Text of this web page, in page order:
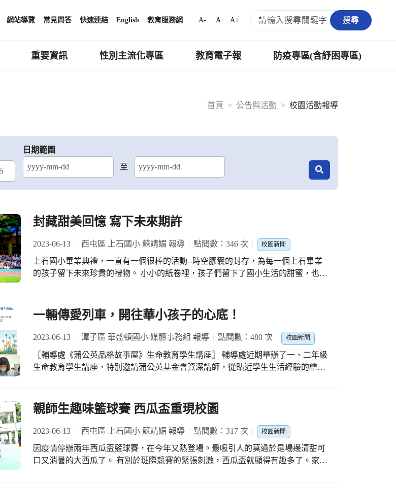
網站導覽 常見問答 快速連結 English 教育服務網 A- A A+ 搜尋
重要資訊 性別主流化專區 教育電子報 防疫專區(含紓困專區)
首頁
公告與活動 校園活動報導
日期範圍
至
結束日期
封藏甜美回憶 寫下未來期許
2023-06-13 西屯區 上石國小 蘇靖媚 報導 點閱數：346 次 校園新聞
上石國小畢業典禮，一直有一個很棒的活動--時空膠囊的封存，為每一個上石畢業
的孩子留下未來珍貴的禮物。 小小的紙卷裡，孩子們留下了國小生活的甜蜜，也寫
與作育英才的驕傲。而今天，六年級師生齊聚鳳凰樹下，將這盛載166份心意的時空
膠囊埋在樹下，大家相約10年後再返校開啟這珍貴美好的寶藏。
一輛傳愛列車，開往華小孩子的心底！
2023-06-13 潭子區 華盛頓國小 媒體事務組 報導 點閱數：480 次 校園新聞
〖輔導處《蒲公英品格故事屋》生命教育學生講座〗 輔導處近期舉辦了一、二年級
生命教育學生講座，特別邀請蒲公英基金會資深講師，從貼近學生生活經驗的繪本
始，擁有關懷、分享、合作等好品格，讓社會有更美好的發展。 講師結合了小板凳
傳愛列車活動，一輛來自臺北復興小學的愛心祝福列車，抵達第二站臺中華盛頓小
學，將來自臺北的書寫祝福卡片，傳遞到華小孩子的手上，讓每一份溫暖祝福都更
言，對於友善與和平更有著大大願景呢！講師也鼓勵大家：付出就是一種幸福，即
使是小小的善意舉動，也能對於社會產生影響喔！
親師生趣味籃球賽 西瓜盃重現校園
2023-06-13 西屯區 上石國小 蘇靖媚 報導 點閱數：317 次 校園新聞
因疫情停辦兩年西瓜盃籃球賽，在今年又熱登場。最吸引人的莫過於是場邊清甜可
口又消暑的大西瓜了。 有別於班際競賽的緊張刺激，西瓜盃就顯得有趣多了。家長